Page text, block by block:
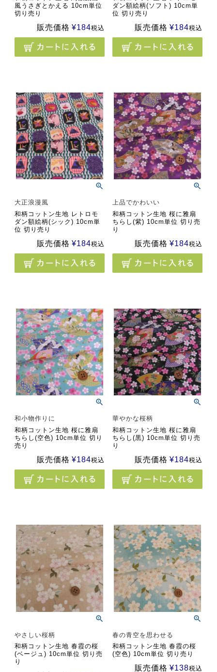
風うさぎとかえる 10cm単位
切り売り
販売価格 ¥184税込
ダン額絵柄(ソフト) 10cm単
位 切り売り
販売価格 ¥184税込
大正浪漫風
和柄コットン生地 レトロモ
ダン額絵柄(シック) 10cm単
位 切り売り
販売価格 ¥184税込
上品でかわいい
和柄コットン生地 桜に雅扇
ちらし(紫) 10cm単位 切り売
り
販売価格 ¥184税込
和小物作りに
和柄コットン生地 桜に雅扇
ちらし(空色) 10cm単位 切り
売り
販売価格 ¥184税込
華やかな桜柄
和柄コットン生地 桜に雅扇
ちらし(黒) 10cm単位 切り売
り
販売価格 ¥184税込
やさしい桜柄
和柄コットン生地 春霞の桜
(ベージュ) 10cm単位 切り売
り
春の青空を思わせる
和柄コットン生地 春霞の桜
(空色) 10cm単位 切り売り
販売価格 ¥138税込